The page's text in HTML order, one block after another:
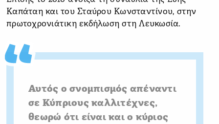
Καπάταη και του Σταύρου Κωνσταντίνου, στην
πρωτοχρονιάτικη εκδήλωση στη Λευκωσία.
Αυτός ο σνομπισμός απέναντι
σε Κύπριους καλλιτέχνες,
θεωρώ ότι είναι και ο κύριος